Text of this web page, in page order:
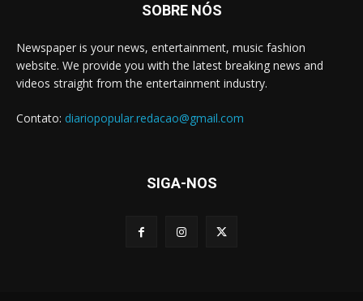
SOBRE NÓS
Newspaper is your news, entertainment, music fashion
website. We provide you with the latest breaking news and
videos straight from the entertainment industry.
Contato: diariopopular.redacao@gmail.com
SIGA-NOS